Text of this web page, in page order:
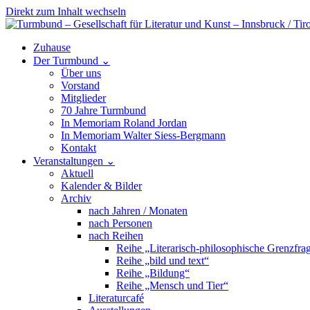
Direkt zum Inhalt wechseln
Hauptnavigation
Zuhause
Der Turmbund ⌄
Über uns
Vorstand
Mitglieder
70 Jahre Turmbund
In Memoriam Roland Jordan
In Memoriam Walter Siess-Bergmann
Kontakt
Veranstaltungen ⌄
Aktuell
Kalender & Bilder
Archiv
nach Jahren / Monaten
nach Personen
nach Reihen
Reihe „Literarisch-philosophische
Reihe „bild und text“
Reihe „Bildung“
Reihe „Mensch und Tier“
Literaturcafé